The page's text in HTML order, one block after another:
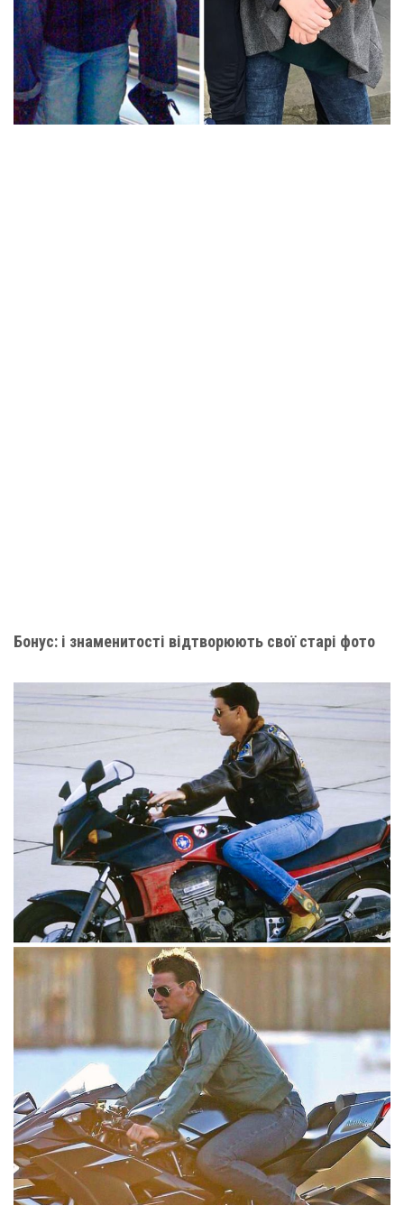
Бонус: і знаменитості відтворюють свої старі фото